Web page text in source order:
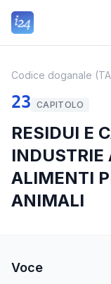
Codice doganale
23 CAPITOLO
RESIDUI E
INDUSTRIE
ALIMENTI
ANIMALI
Voce